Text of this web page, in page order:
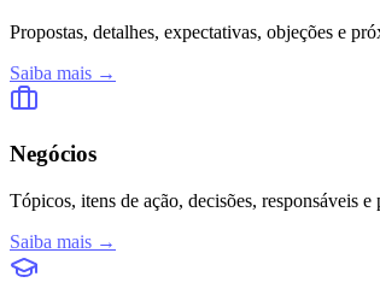
Propostas, detalhes, expectativas, objeções e
Saiba mais →
Negócios
Tópicos, itens de ação, decisões, responsáveis e
Saiba mais →